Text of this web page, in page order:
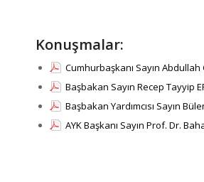
Konuşmalar:
Cumhurbaşkanı Sayın Abdullah
Başbakan Sayın Recep Tayyip
Başbakan Yardımcısı Sayın
AYK Başkanı Sayın Prof. Dr.